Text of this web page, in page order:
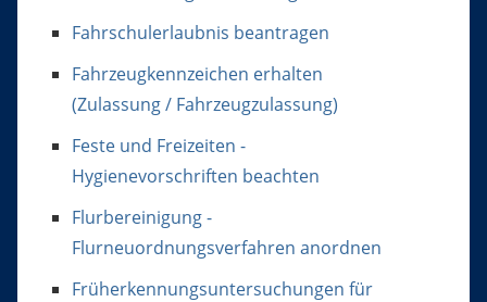
Fahrschulerlaubnis beantragen
Fahrzeugkennzeichen erhalten
(Zulassung / Fahrzeugzulassung)
Feste und Freizeiten -
Hygienevorschriften beachten
Flurbereinigung -
Flurneuordnungsverfahren anordnen
Früherkennungsuntersuchungen für